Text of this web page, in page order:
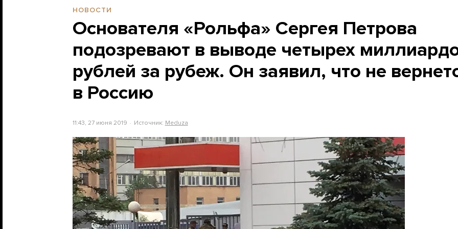
НОВОСТИ
Основателя «Рольфа» Сергея Петрова
подозревают в выводе четырех
рублей за рубеж. Он заявил, что не
в Россию
11:43, 27 июня 2019 Источник: Meduza